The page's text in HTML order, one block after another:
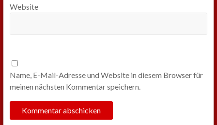
Website
Name, E-Mail-Adresse und Website in diesem Browser für
meinen nächsten Kommentar speichern.